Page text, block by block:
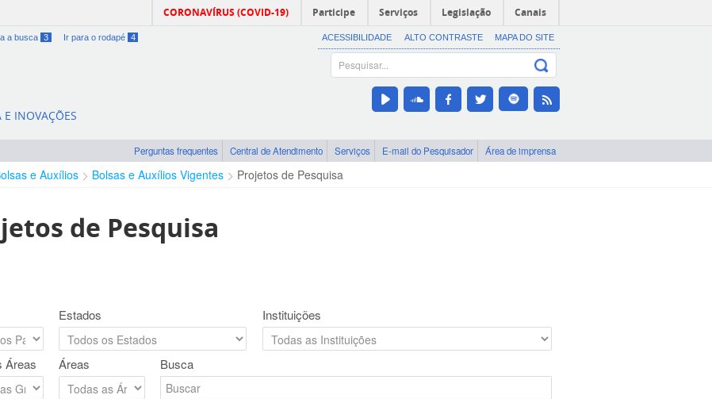
CORONAVÍRUS (COVID-19) Participe Serviços Legislação Canais
a busca 3 Ir para o rodapé 4 ACESSIBILIDADE ALTO CONTRASTE MAPA DO SITE
INOVAÇÕES
Perguntas frequentes Central de Atendimento Serviços E-mail do Pesquisador Área de imprensa
e Auxílios Bolsas e Auxílios Vigentes Projetos de Pesquisa
de Pesquisa
Estados Instituições
Áreas Áreas Busca